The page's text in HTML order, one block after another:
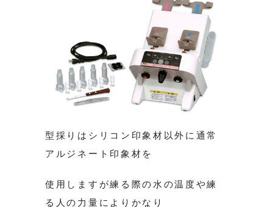
型採りはシリコン印象材以外に通常
アルジネート印象材を
使用しますが練る際の水の温度や練
る人の力量によりかなり